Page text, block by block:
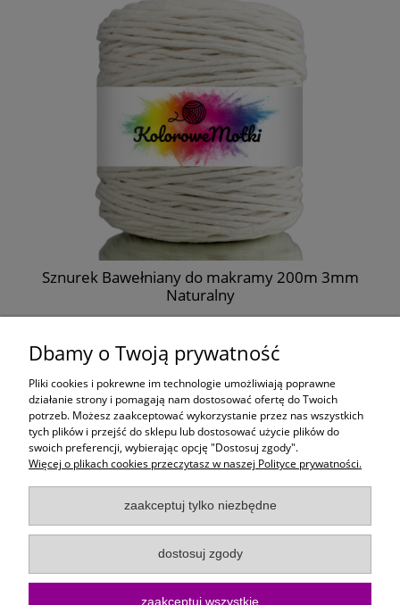
Sznurek Bawełniany do makramy 200m 3mm
Naturalny
Moje konto
Płatności i dostawa
Informacje
O Firmie
Dbamy o Twoją prywatność
Pliki cookies i pokrewne im technologie umożliwiają poprawne
działanie strony i pomagają nam dostosować ofertę do Twoich
potrzeb. Możesz zaakceptować wykorzystanie przez nas wszystkich
tych plików i przejść do sklepu lub dostosować użycie plików do
swoich preferencji, wybierając opcję "Dostosuj zgody".
Więcej o plikach cookies przeczytasz w naszej Polityce prywatności.
zaakceptuj tylko niezbędne
dostosuj zgody
zaakceptuj wszystkie